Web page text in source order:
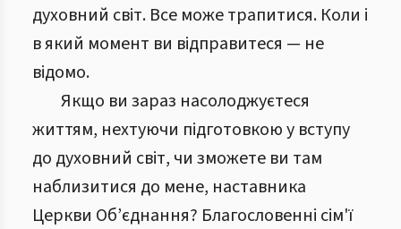
духовний світ. Все може трапитися. Коли і
в який момент ви відправитеся — не
відомо.
Якщо ви зараз насолоджуєтеся
життям, нехтуючи підготовкою у вступу
до духовний світ, чи зможете ви там
наблизитися до мене, наставника
Церкви Об’єднання? Благословенні сім'ї